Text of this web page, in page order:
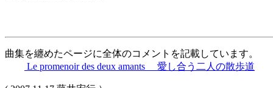
曲集を纏めたページに全体のコメントを記載しています。
Le promenoir des deux amants 愛し合う二人の散歩道